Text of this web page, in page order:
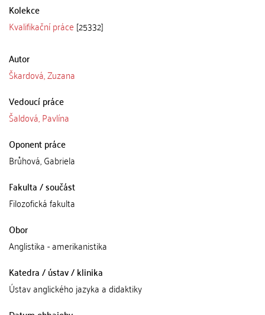
Kolekce
Kvalifikační práce [25332]
Autor
Škardová, Zuzana
Vedoucí práce
Šaldová, Pavlína
Oponent práce
Brůhová, Gabriela
Fakulta / součást
Filozofická fakulta
Obor
Anglistika - amerikanistika
Katedra / ústav / klinika
Ústav anglického jazyka a didaktiky